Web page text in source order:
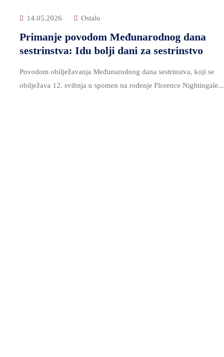
14.05.2026 Ostalo
Primanje povodom Međunarodnog dana
sestrinstva: Idu bolji dani za sestrinstvo
Povodom obilježavanja Međunarodnog dana sestrinstva, koji se
obilježava 12. svibnja u spomen na rođenje Florence Nightingale...